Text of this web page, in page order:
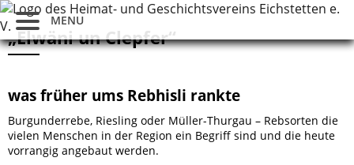
MENU
„Elwäni un Clepfer“
was früher ums Rebhisli rankte
Burgunderrebe, Riesling oder Müller-Thurgau – Rebsorten die
vielen Menschen in der Region ein Begriff sind und die heute
vorrangig angebaut werden.